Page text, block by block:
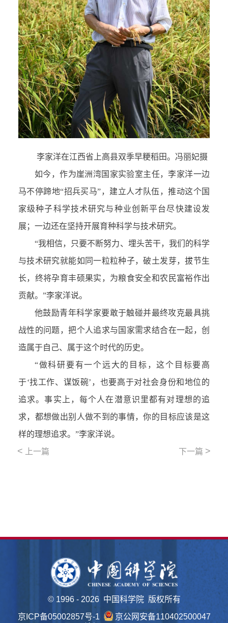
李家洋在江西省上高县双季早粳稻田。冯丽妃摄
如今，作为崖洲湾国家实验室主任，李家洋一边
马不停蹄地“招兵买马”，建立人才队伍，推动这个国
家级种子科学技术研究与种业创新平台尽快建设发
展；一边还在坚持开展育种科学与技术研究。
“我相信，只要不断努力、埋头苦干，我们的科学
与技术研究就能如同一粒粒种子，破土发芽，拔节生
长，终将孕育丰硕果实，为粮食安全和农民富裕作出
贡献。”李家洋说。
他鼓励青年科学家要敢于触碰并最终攻克最具挑
战性的问题，把个人追求与国家需求结合在一起，创
造属于自己、属于这个时代的历史。
“做科研要有一个远大的目标，这个目标要高
于‘找工作、谋饭碗’，也要高于对社会身份和地位的
追求。事实上，每个人在潜意识里都有对理想的追
求，都想做出别人做不到的事情，你的目标应该是这
样的理想追求。”李家洋说。
< 上一篇 下一篇 >
© 1996 - 2026 中国科学院 版权所有
京ICP备05002857号-1
京公网安备110402500047